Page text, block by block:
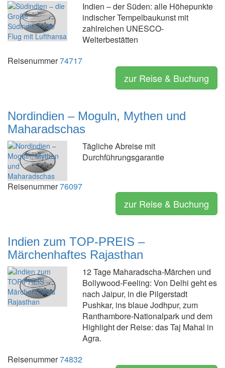
Indien – der Süden: alle Höhepunkte
indischer Tempelbaukunst mit
zahlreichen UNESCO-
Welterbestätten
Reisenummer74717
zur Reise & Buchung
Nordindien – Moguln, Mythen und
Maharadschas
Tägliche Abreise mit
Durchführungsgarantie
Reisenummer76097
zur Reise & Buchung
Indien zum TOP-PREIS –
Märchenhaftes Rajasthan
12 Tage Maharadscha-Märchen und
Bollywood-Feeling: Von Delhi geht es
nach Jaipur, in die Pilgerstadt
Pushkar, ins blaue Jodhpur, zum
Ranthambore-Nationalpark und dem
Highlight der Reise: das Taj Mahal in
Agra.
Reisenummer74832